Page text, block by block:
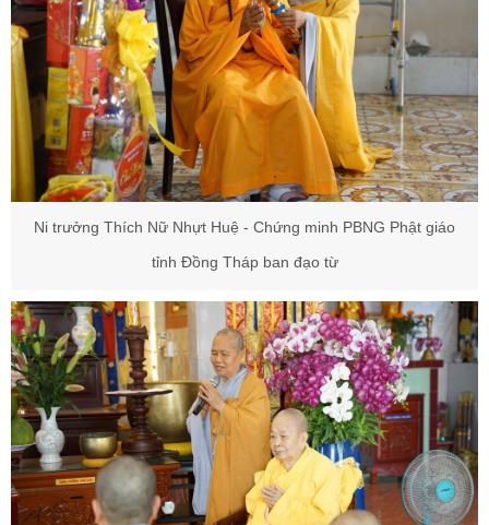
Ni trưởng Thích Nữ Nhựt Huệ - Chứng minh PBNG Phật giáo
tỉnh Đồng Tháp ban đạo từ